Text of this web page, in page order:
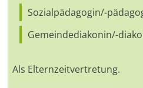
Sozialpädagogin/-
Gemeindediakonin/-
Als Elternzeitvertretung.